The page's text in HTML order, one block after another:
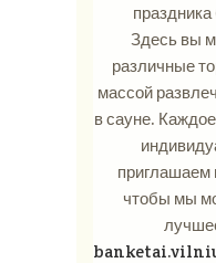
Здесь вы
различные
массой
в сауне.
приглашаем
чтобы мы